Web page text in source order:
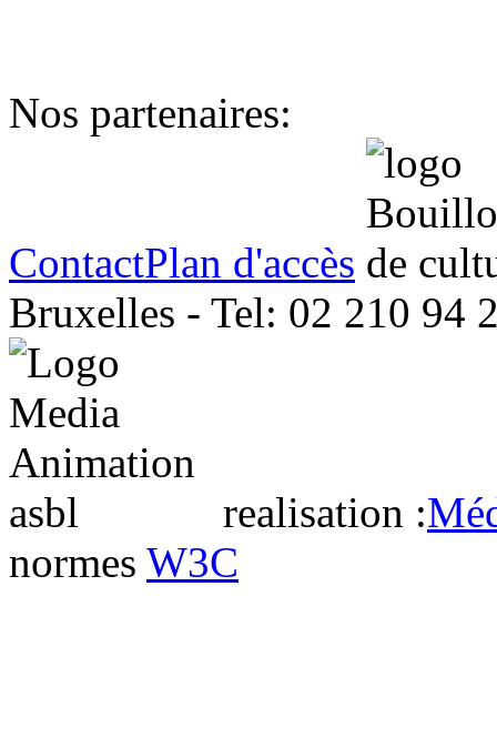
Nos partenaires:
ContactPlan d'accès
Bruxelles - Tel: 02 210 94
realisation :
normes W3C